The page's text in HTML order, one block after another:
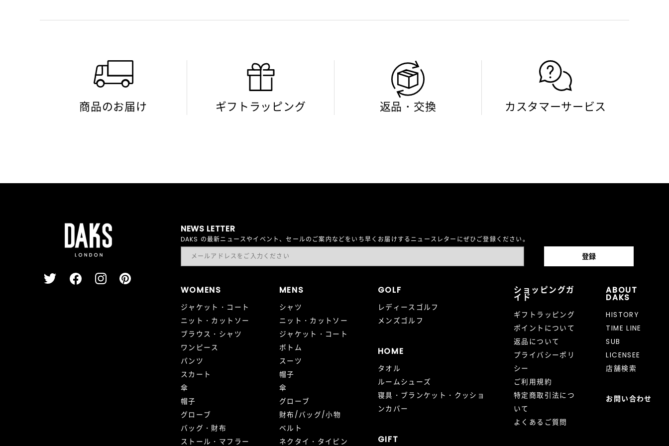
商品のお届け ギフトラッピング 返品・交換 カスタマーサービス
NEWS LETTER
DAKS の最新ニュースやイベント、セールのご案内などをいち早くお届けするニュースレターにぜひご登録ください。
WOMENS
ジャケット・コート
ニット・カットソー
ブラウス・シャツ
ワンピース
パンツ
スカート
傘
帽子
グローブ
バッグ・財布
ストール・マフラー
MENS
シャツ
ニット・カットソー
ジャケット・コート
ボトム
スーツ
帽子
傘
グローブ
財布/バッグ/小物
ベルト
ネクタイ・タイピン
GOLF
レディースゴルフ
メンズゴルフ
HOME
タオル
ルームシューズ
寝具・ブランケット・クッショ
ンカバー
GIFT
ショッピングガ
イド
ギフトラッピング
ポイントについて
返品について
プライバシーポリ
シー
ご利用規約
特定商取引法につ
いて
よくあるご質問
ABOUT
DAKS
HISTORY
TIME LINE
SUB
LICENSEE
店舗検索
お問い合わせ